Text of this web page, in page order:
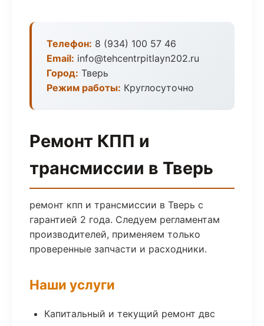
Телефон: 8 (934) 100 57 46
Email: info@tehcentrpitlayn202.ru
Город: Тверь
Режим работы: Круглосуточно
Ремонт КПП и
трансмиссии в Тверь
ремонт кпп и трансмиссии в Тверь с
гарантией 2 года. Следуем регламентам
производителей, применяем только
проверенные запчасти и расходники.
Наши услуги
Капитальный и текущий ремонт двс